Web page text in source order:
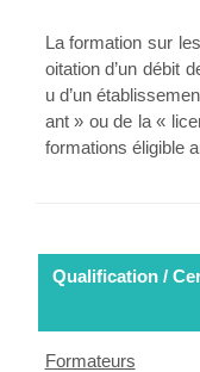
La formation sur
oitation d’un débit
u d’un
ant » ou de la «
formations éligible
Qualification /
Formateurs